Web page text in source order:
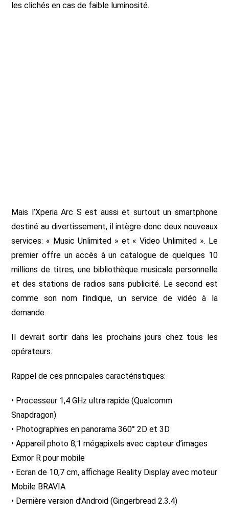
les clichés en cas de faible luminosité.
Mais l’Xperia Arc S est aussi et surtout un smartphone
destiné au divertissement, il intègre donc deux nouveaux
services: « Music Unlimited » et « Video Unlimited ». Le
premier offre un accès à un catalogue de quelques 10
millions de titres, une bibliothèque musicale personnelle
et des stations de radios sans publicité. Le second est
comme son nom l’indique, un service de vidéo à la
demande.
Il devrait sortir dans les prochains jours chez tous les
opérateurs.
Rappel de ces principales caractéristiques:
• Processeur 1,4 GHz ultra rapide (Qualcomm
Snapdragon)
• Photographies en panorama 360° 2D et 3D
• Appareil photo 8,1 mégapixels avec capteur d’images
Exmor R pour mobile
• Ecran de 10,7 cm, affichage Reality Display avec moteur
Mobile BRAVIA
• Dernière version d’Android (Gingerbread 2.3.4)